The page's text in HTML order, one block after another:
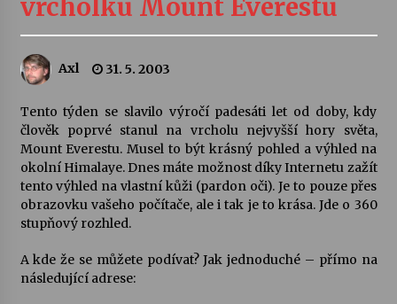
kapkou
Veselí muzikanti
Pozvánka na integrační festival Quijotova
šedesátka: 28. 7.–1. 8. 2026
28. 7. 2026
Letní koncerty ve Stromovce: Kolchoz a
28. 7. 2026
vrcholku Mount Everestu
Axl 31. 5. 2003
Tento týden se slavilo výročí padesáti let od doby, kdy
člověk poprvé stanul na vrcholu nejvyšší hory světa,
Mount Everestu. Musel to být krásný pohled a výhled na
okolní Himalaye. Dnes máte možnost díky Internetu zažít
tento výhled na vlastní kůži (pardon oči). Je to pouze přes
obrazovku vašeho počítače, ale i tak je to krása. Jde o 360
stupňový rozhled.
A kde že se můžete podívat? Jak jednoduché – přímo na
následující adrese: